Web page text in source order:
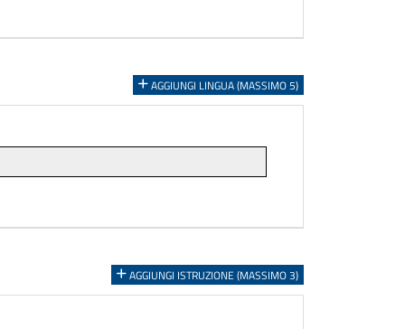
AGGIUNGI LINGUA (MASSIMO 5)
AGGIUNGI ISTRUZIONE (MASSIMO 3)